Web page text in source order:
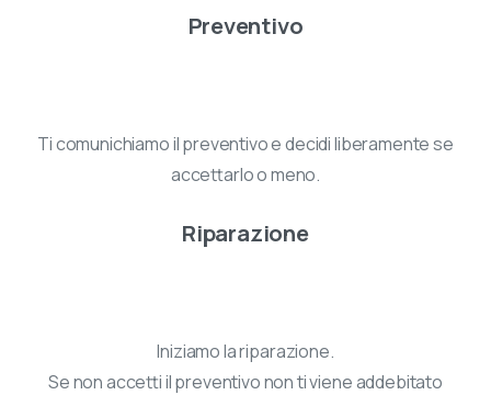
Preventivo
Ti comunichiamo il preventivo e decidi liberamente se
accettarlo o meno.
Riparazione
Iniziamo la riparazione.
Se non accetti il preventivo non ti viene addebitato